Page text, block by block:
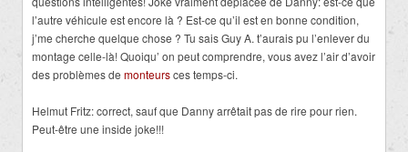
l’autre véhicule est encore là ? Est-ce qu’il est en bonne condition,
j’me cherche quelque chose ? Tu sais Guy A. t’aurais pu l’enlever du
montage celle-là! Quoiqu’ on peut comprendre, vous avez l’air d’avoir
des problèmes de monteursces temps-ci.
Helmut Fritz: correct, sauf que Danny arrêtait pas de rire pour rien.
Peut-être une inside joke!!!